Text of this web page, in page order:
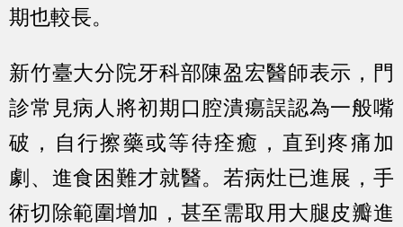
期也較長。
新竹臺大分院牙科部陳盈宏醫師表示，門
診常見病人將初期口腔潰瘍誤認為一般嘴
破，自行擦藥或等待痊癒，直到疼痛加
劇、進食困難才就醫。若病灶已進展，手
術切除範圍增加，甚至需取用大腿皮瓣進